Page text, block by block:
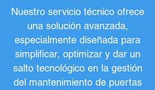
Nuestro servicio técnico ofrece
una solución avanzada,
especialmente diseñada para
simplificar, optimizar y dar un
salto tecnológico en la gestión
del mantenimiento de puertas